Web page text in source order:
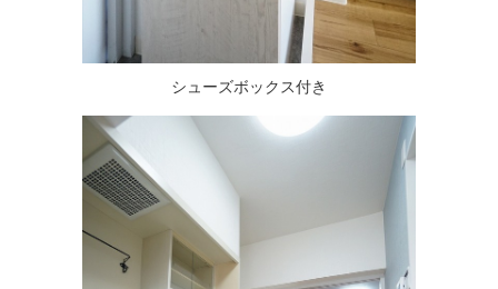
シューズボックス付き